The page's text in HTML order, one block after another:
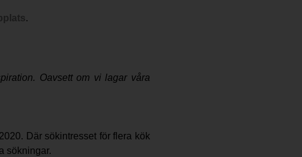
.
Oavsett om vi lagar våra
Där sökintresset för flera kök
sökningar.